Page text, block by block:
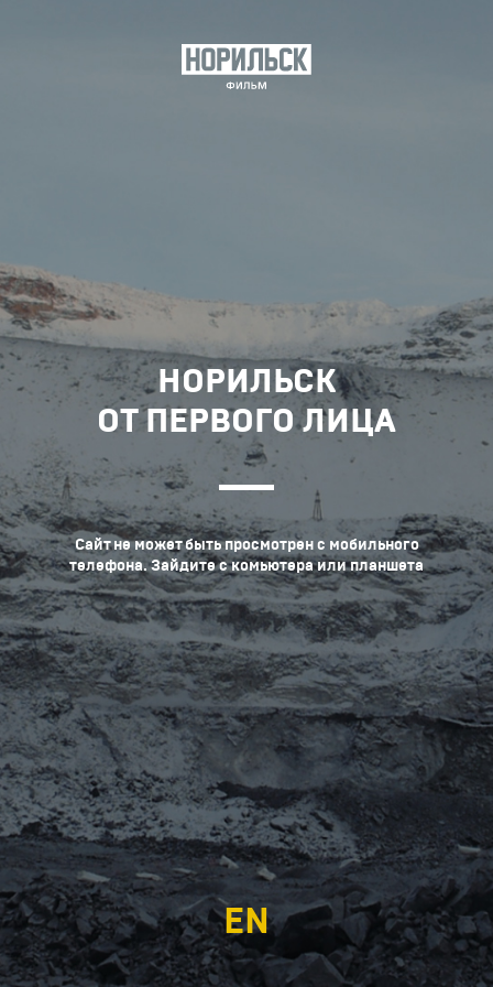
НОРИЛЬСК
ОТ ПЕРВОГО ЛИЦА
Сайт не может быть просмотрен с мобильного
телефона. Зайдите с комьютера или планшета
EN